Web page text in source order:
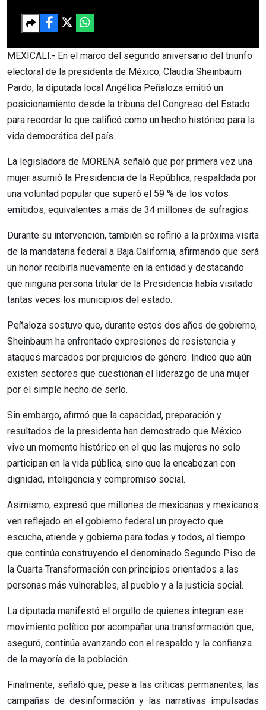
MEXICALI.- En el marco del segundo aniversario del triunfo
electoral de la presidenta de México, Claudia Sheinbaum
Pardo, la diputada local Angélica Peñaloza emitió un
posicionamiento desde la tribuna del Congreso del Estado
para recordar lo que calificó como un hecho histórico para la
vida democrática del país.
La legisladora de MORENA señaló que por primera vez una
mujer asumió la Presidencia de la República, respaldada por
una voluntad popular que superó el 59 % de los votos
emitidos, equivalentes a más de 34 millones de sufragios.
Durante su intervención, también se refirió a la próxima visita
de la mandataria federal a Baja California, afirmando que será
un honor recibirla nuevamente en la entidad y destacando
que ninguna persona titular de la Presidencia había visitado
tantas veces los municipios del estado.
Peñaloza sostuvo que, durante estos dos años de gobierno,
Sheinbaum ha enfrentado expresiones de resistencia y
ataques marcados por prejuicios de género. Indicó que aún
existen sectores que cuestionan el liderazgo de una mujer
por el simple hecho de serlo.
Sin embargo, afirmó que la capacidad, preparación y
resultados de la presidenta han demostrado que México
vive un momento histórico en el que las mujeres no solo
participan en la vida pública, sino que la encabezan con
dignidad, inteligencia y compromiso social.
Asimismo, expresó que millones de mexicanas y mexicanos
ven reflejado en el gobierno federal un proyecto que
escucha, atiende y gobierna para todas y todos, al tiempo
que continúa construyendo el denominado Segundo Piso de
la Cuarta Transformación con principios orientados a las
personas más vulnerables, al pueblo y a la justicia social.
La diputada manifestó el orgullo de quienes integran ese
movimiento político por acompañar una transformación que,
aseguró, continúa avanzando con el respaldo y la confianza
de la mayoría de la población.
Finalmente, señaló que, pese a las críticas permanentes, las
campañas de desinformación y las narrativas impulsadas